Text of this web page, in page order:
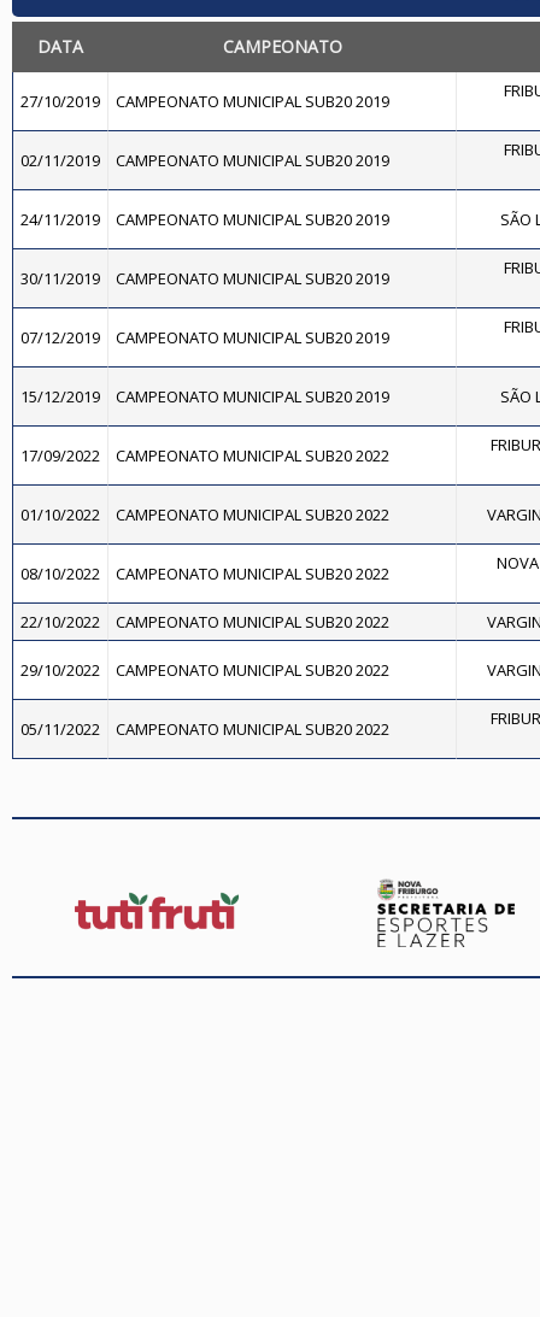
DATA CAMPEONATO
27/10/2019 CAMPEONATO MUNICIPAL SUB20 2019
02/11/2019 CAMPEONATO MUNICIPAL SUB20 2019
24/11/2019 CAMPEONATO MUNICIPAL SUB20 2019 SÃO
30/11/2019 CAMPEONATO MUNICIPAL SUB20 2019
07/12/2019 CAMPEONATO MUNICIPAL SUB20 2019
15/12/2019 CAMPEONATO MUNICIPAL SUB20 2019 SÃO
17/09/2022 CAMPEONATO MUNICIPAL SUB20 2022
01/10/2022 CAMPEONATO MUNICIPAL SUB20 2022
08/10/2022 CAMPEONATO MUNICIPAL SUB20 2022
22/10/2022 CAMPEONATO MUNICIPAL SUB20 2022
29/10/2022 CAMPEONATO MUNICIPAL SUB20 2022
05/11/2022 CAMPEONATO MUNICIPAL SUB20 2022